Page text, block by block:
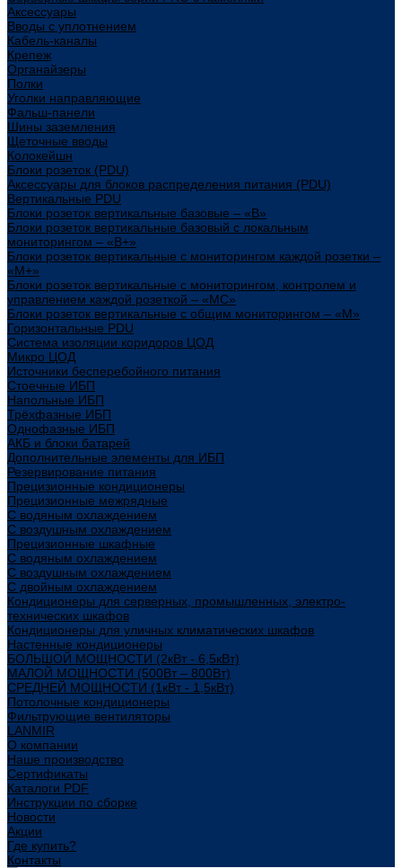
Аксессуары
Вводы с уплотнением
Кабель-каналы
Крепеж
Органайзеры
Полки
Уголки направляющие
Фальш-панели
Шины заземления
Щеточные вводы
Колокейшн
Блоки розеток (PDU)
Аксессуары для блоков распределения питания (PDU)
Вертикальные PDU
Блоки розеток вертикальные базовые – «В»
Блоки розеток вертикальные базовый с локальным
мониторингом – «В+»
Блоки розеток вертикальные с мониторингом каждой розетки –
«М+»
Блоки розеток вертикальные с мониторингом, контролем и
управлением каждой розеткой – «МС»
Блоки розеток вертикальные с общим мониторингом – «М»
Горизонтальные PDU
Система изоляции коридоров ЦОД
Микро ЦОД
Источники бесперебойного питания
Стоечные ИБП
Напольные ИБП
Трёхфазные ИБП
Однофазные ИБП
АКБ и блоки батарей
Дополнительные элементы для ИБП
Резервирование питания
Прецизионные кондиционеры
Прецизионные межрядные
С водяным охлаждением
С воздушным охлаждением
Прецизионные шкафные
С водяным охлаждением
С воздушным охлаждением
С двойным охлаждением
Кондиционеры для серверных, промышленных, электро-
технических шкафов
Кондиционеры для уличных климатических шкафов
Настенные кондиционеры
БОЛЬШОЙ МОЩНОСТИ (2кВт - 6,5кВт)
МАЛОЙ МОЩНОСТИ (500Вт – 800Вт)
СРЕДНЕЙ МОЩНОСТИ (1кВт - 1,5кВт)
Потолочные кондиционеры
Фильтрующие вентиляторы
LANMIR
О компании
Наше производство
Сертификаты
Каталоги PDF
Инструкции по сборке
Новости
Акции
Где купить?
Контакты